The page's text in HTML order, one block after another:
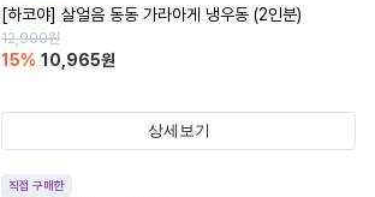
[하코야] 살얼음 동동 가라아게 냉우동 (2인분)
12,900원
15% 10,965원
상세보기
직접 구매한